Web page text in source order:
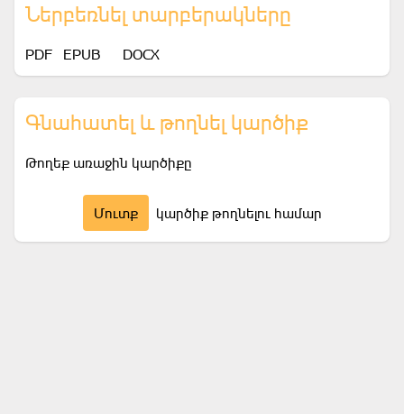
Ներբեռնել տարբերակները
PDF EPUB DOCX
Գնահատել և թողնել կարծիք
Թողեք առաջին կարծիքը
Մուտք կարծիք թողնելու համար